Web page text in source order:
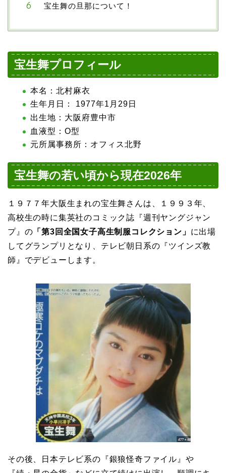
宝生舞の旦那について！
宝生舞プロフィール
本名：北村麻衣
生年月日： 1977年1月29日
出生地：大阪府豊中市
血液型：O型
元所属事務所：オフィス北野
宝生舞の若い頃から現在2026年
１９７７年大阪生まれの宝生舞さんは、１９９３年、
高校生の時に集英社のコミック誌『週刊ヤングジャン
プ』の 「第3回全国女子高生制服コレクション」 に出場
してグランプリとなり、テレビ朝日系の『ツインズ教
師』でデビューします。
その後、日本テレビ系の『銀狼怪奇ファイル』や